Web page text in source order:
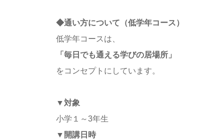
◆通い方について（低学年コース）
低学年コースは、
「毎日でも通える学びの居場所」
をコンセプトにしています。
▼対象
小学１～3年生
▼開講日時